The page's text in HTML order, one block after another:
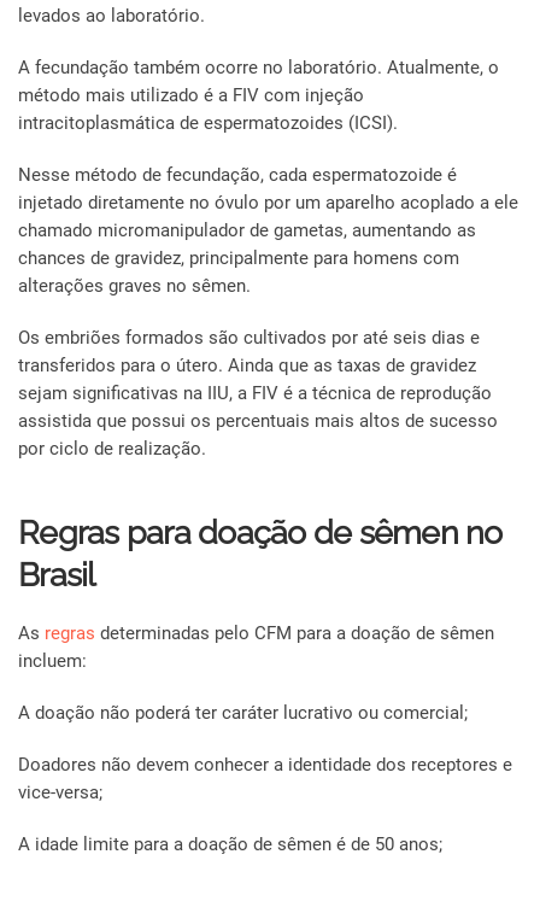
levados ao laboratório.
A fecundação também ocorre no laboratório. Atualmente, o
método mais utilizado é a FIV com injeção
intracitoplasmática de espermatozoides (ICSI).
Nesse método de fecundação, cada espermatozoide é
injetado diretamente no óvulo por um aparelho acoplado a ele
chamado micromanipulador de gametas, aumentando as
chances de gravidez, principalmente para homens com
alterações graves no sêmen.
Os embriões formados são cultivados por até seis dias e
transferidos para o útero. Ainda que as taxas de gravidez
sejam significativas na IIU, a FIV é a técnica de reprodução
assistida que possui os percentuais mais altos de sucesso
por ciclo de realização.
Regras para doação de sêmen no
Brasil
As regras determinadas pelo CFM para a doação de sêmen
incluem:
A doação não poderá ter caráter lucrativo ou comercial;
Doadores não devem conhecer a identidade dos receptores e
vice-versa;
A idade limite para a doação de sêmen é de 50 anos;